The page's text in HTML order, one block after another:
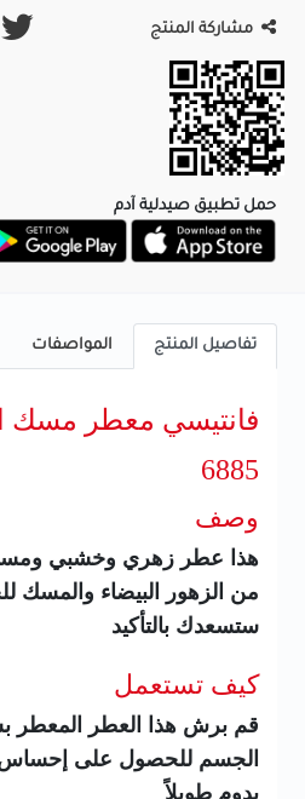
مشاركة المنتج
حمل تطبيق صيدلية آدم
تفاصيل المنتج المواصفات
6885
وصف
هذا عطر زهري وخشبي
من الزهور البيضاء والمسك
ستسعدك بالتأكيد
كيف تستعمل
قم برش هذا العطر المعطر
الجسم للحصول على
يدوم طويلاً